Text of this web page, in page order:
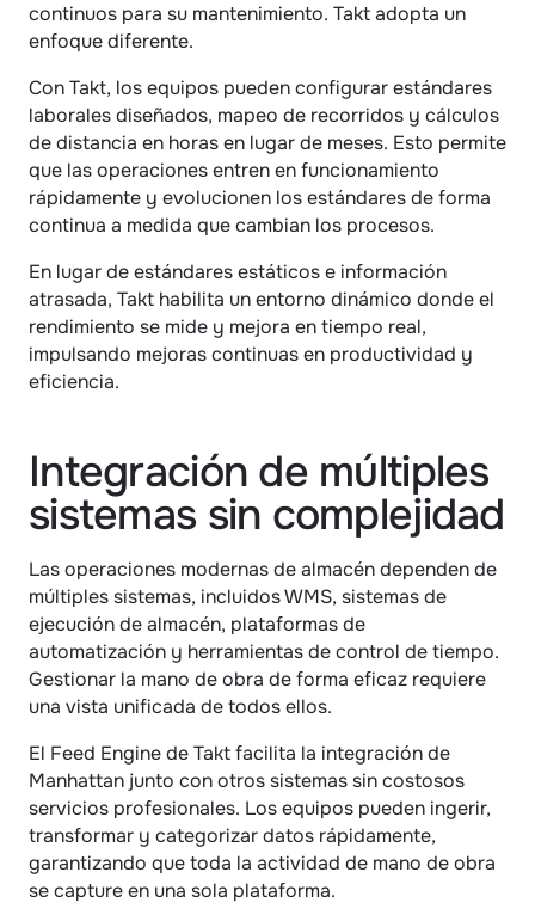
continuos para su mantenimiento. Takt adopta un
enfoque diferente.
Con Takt, los equipos pueden configurar estándares
laborales diseñados, mapeo de recorridos y cálculos
de distancia en horas en lugar de meses. Esto permite
que las operaciones entren en funcionamiento
rápidamente y evolucionen los estándares de forma
continua a medida que cambian los procesos.
En lugar de estándares estáticos e información
atrasada, Takt habilita un entorno dinámico donde el
rendimiento se mide y mejora en tiempo real,
impulsando mejoras continuas en productividad y
eficiencia.
Integración de múltiples
sistemas sin complejidad
Las operaciones modernas de almacén dependen de
múltiples sistemas, incluidos WMS, sistemas de
ejecución de almacén, plataformas de
automatización y herramientas de control de tiempo.
Gestionar la mano de obra de forma eficaz requiere
una vista unificada de todos ellos.
El Feed Engine de Takt facilita la integración de
Manhattan junto con otros sistemas sin costosos
servicios profesionales. Los equipos pueden ingerir,
transformar y categorizar datos rápidamente,
garantizando que toda la actividad de mano de obra
se capture en una sola plataforma.